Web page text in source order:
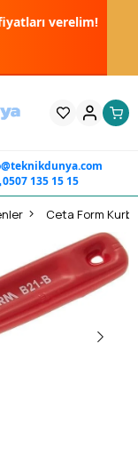
verelim!
0507 135 15 15